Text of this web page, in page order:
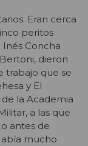
Eran cerca
peritos
Concha
dieron
trabajo que se
y El
la Academia
a las que
antes de
mucho